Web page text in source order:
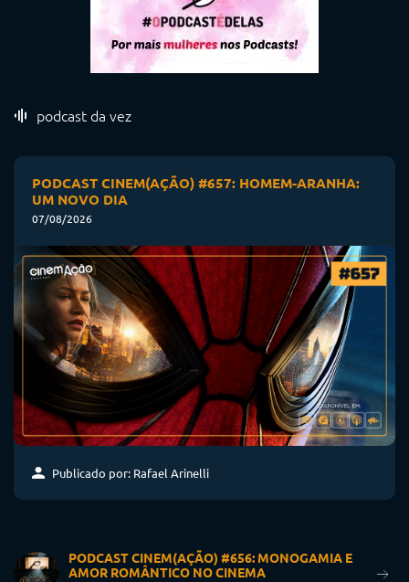
podcast da vez
PODCAST CINEM(AÇÃO) #657: HOMEM-ARANHA:
UM NOVO DIA
07/08/2026
Publicado por: Rafael Arinelli
PODCAST CINEM(AÇÃO) #656: MONOGAMIA E
AMOR ROMÂNTICO NO CINEMA